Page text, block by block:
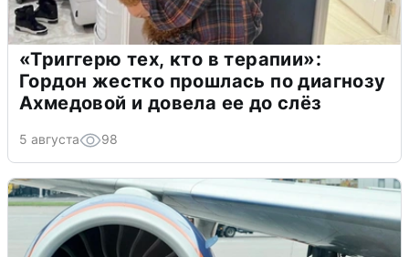
«Триггерю тех, кто в терапии»:
Гордон жестко прошлась по диагнозу
Ахмедовой и довела ее до слёз
5 августа 98